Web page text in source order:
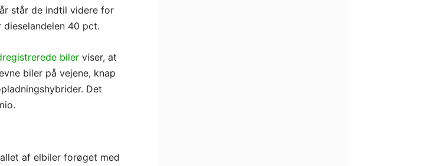
står de indtil videre for
40 pct.
biler viser, at
biler på vejene, knap
Det
af elbiler forøget med